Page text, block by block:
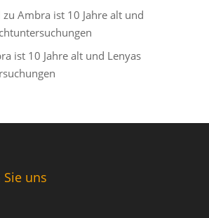
zu Ambra ist 10 Jahre alt und
ist 10 Jahre alt und Lenyas
uns